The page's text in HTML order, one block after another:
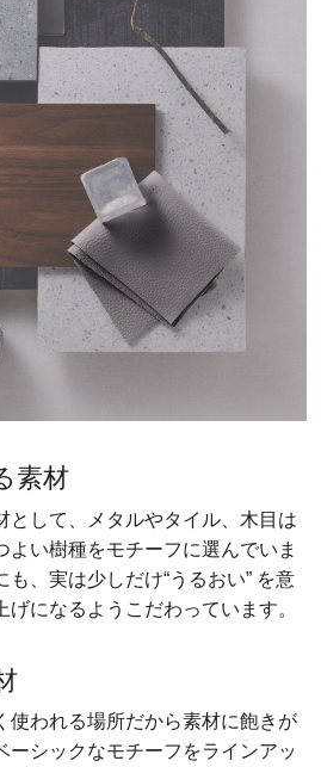
素材
として、メタルやタイル、木目は
よい樹種をモチーフに選んでいま
、実は少しだけ“うるおい” を意
になるようこだわっています。
使われる場所だから素材に飽きが
ーシックなモチーフをラインアッ